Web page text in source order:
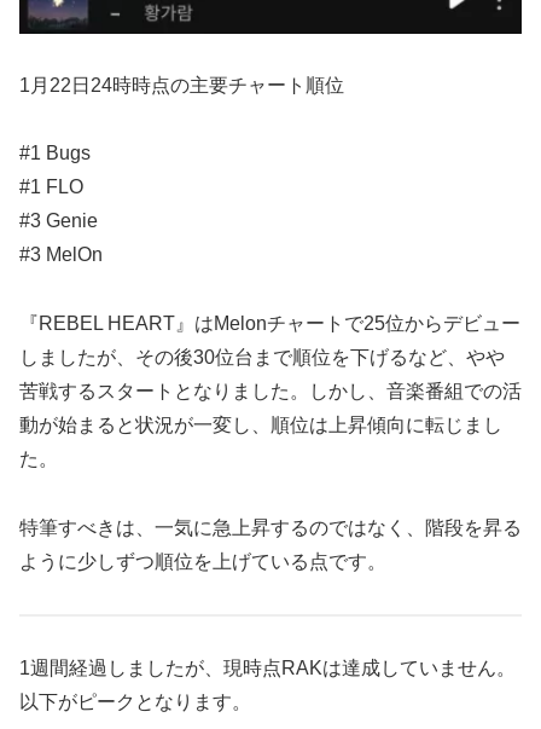
1月22日24時時点の主要チャート順位
#1 Bugs
#1 FLO
#3 Genie
#3 MelOn
『REBEL HEART』はMelonチャートで25位からデビュー
しましたが、その後30位台まで順位を下げるなど、やや
苦戦するスタートとなりました。しかし、音楽番組での活
動が始まると状況が一変し、順位は上昇傾向に転じまし
た。
特筆すべきは、一気に急上昇するのではなく、階段を昇る
ように少しずつ順位を上げている点です。
1週間経過しましたが、現時点RAKは達成していません。
以下がピークとなります。